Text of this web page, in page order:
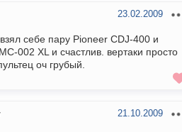
23.02.2009
себе пару Pioneer CDJ-400 и
002 XL и счастлив. вертаки просто
оч грубый.
21.10.2009